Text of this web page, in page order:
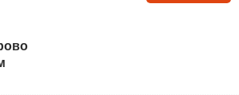
планирование и различные
низкое...